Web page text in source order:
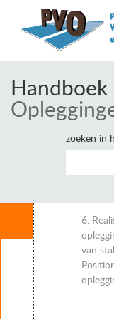
Handboek
zoeken in
Leeswijzer
1. Inleiding
6.
van